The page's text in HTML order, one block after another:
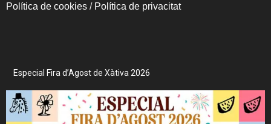
Política de cookies / Política de privacitat
Especial Fira d’Agost de Xàtiva 2026